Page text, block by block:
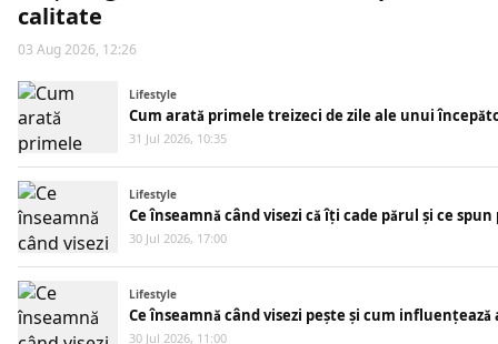
calitate
03 Aug 2026, 12:26
Lifestyle
Cum arată primele treizeci de zile ale unui
31 Jul 2026, 10:35
Lifestyle
Ce înseamnă când visezi că îți cade părul și ce
30 Jul 2026, 17:00
Lifestyle
Ce înseamnă când visezi pește și cum
30 Jul 2026, 11:00